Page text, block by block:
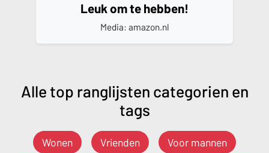
Leuk om te hebben!
Media: amazon.nl
Alle top ranglijsten categorien en
tags
Wonen Vrienden Voor mannen